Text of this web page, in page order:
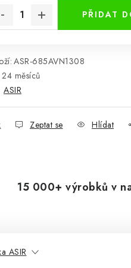
PŘIDAT
ASR-685AVN1308
24 měsíců
ASIR
Zeptat se Hlídat
15 000+ výrobků v
ASIR